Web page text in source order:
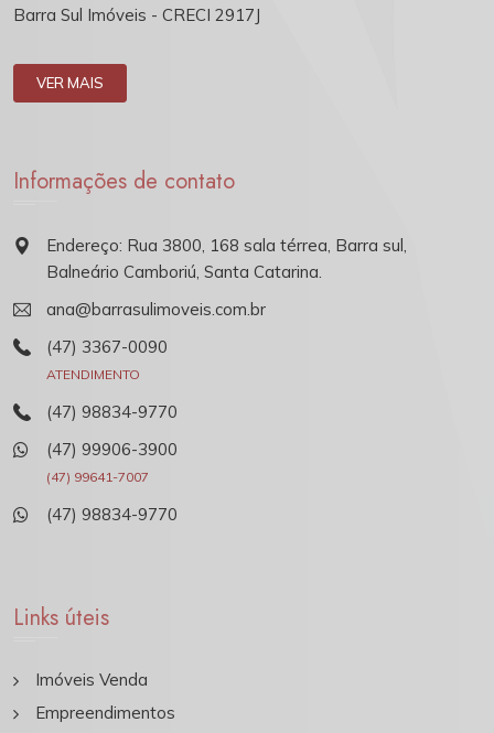
Barra Sul Imóveis - CRECI 2917J
VER MAIS
Informações de contato
Endereço: Rua 3800, 168 sala térrea, Barra sul,
Balneário Camboriú, Santa Catarina.
ana@barrasulimoveis.com.br
(47) 3367-0090
ATENDIMENTO
(47) 98834-9770
(47) 99906-3900
(47) 99641-7007
(47) 98834-9770
Links úteis
Imóveis Venda
Empreendimentos